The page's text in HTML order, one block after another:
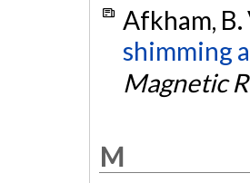
Afkham, B.
shimming
Magnetic
M